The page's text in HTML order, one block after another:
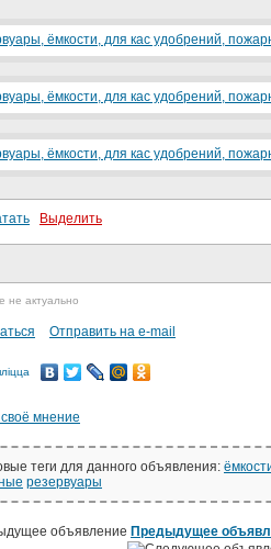
Выделить
не актуально
Отправить на e-mail
мнение
теги для данного объявления:
резервуары
Предыдущее